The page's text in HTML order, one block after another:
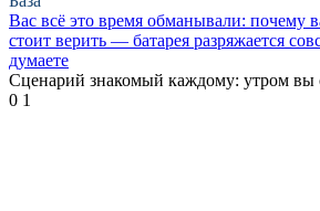
Вас всё это время обманывали: почему
стоит верить — батарея разряжается
думаете
Сценарий знакомый каждому: утром вы
0 1